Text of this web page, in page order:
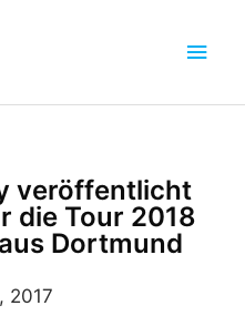
veröffentlicht
die Tour 2018
Dortmund
2017